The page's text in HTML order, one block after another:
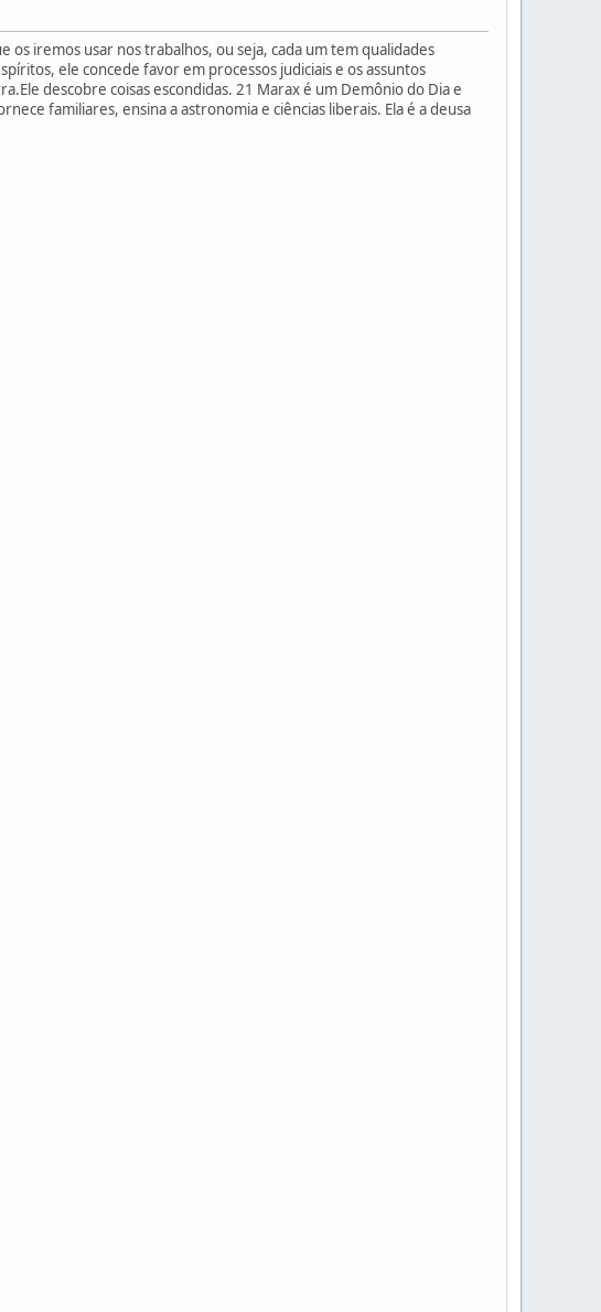
os iremos usar nos trabalhos, ou seja, cada um tem qualidades
ele concede favor em processos judiciais e os assuntos
descobre coisas escondidas. 21 Marax é um Demônio do Dia e
familiares, ensina a astronomia e ciências liberais. Ela é a deusa